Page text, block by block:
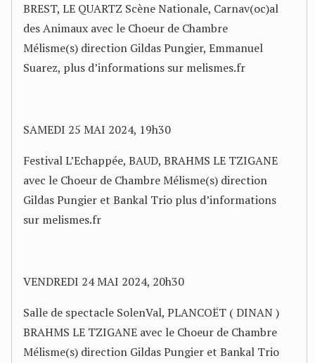
BREST, LE QUARTZ Scène Nationale, Carnav(oc)al
des Animaux avec le Choeur de Chambre
Mélisme(s) direction Gildas Pungier, Emmanuel
Suarez, plus d’informations sur melismes.fr
SAMEDI 25 MAI 2024, 19h30
Festival L’Echappée, BAUD, BRAHMS LE TZIGANE
avec le Choeur de Chambre Mélisme(s) direction
Gildas Pungier et Bankal Trio plus d’informations
sur melismes.fr
VENDREDI 24 MAI 2024, 20h30
Salle de spectacle SolenVal, PLANCOËT ( DINAN )
BRAHMS LE TZIGANE avec le Choeur de Chambre
Mélisme(s) direction Gildas Pungier et Bankal Trio